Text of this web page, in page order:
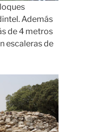
Además
de 4 metros
escaleras de